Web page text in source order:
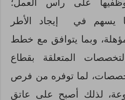
على رأس العمل؛
يسهم في إيجاد الأطر
وبما يتوافق مع خطط
المتعلقة بقطاع
لما توفره من فرص
لذلك أصبح على عاتق